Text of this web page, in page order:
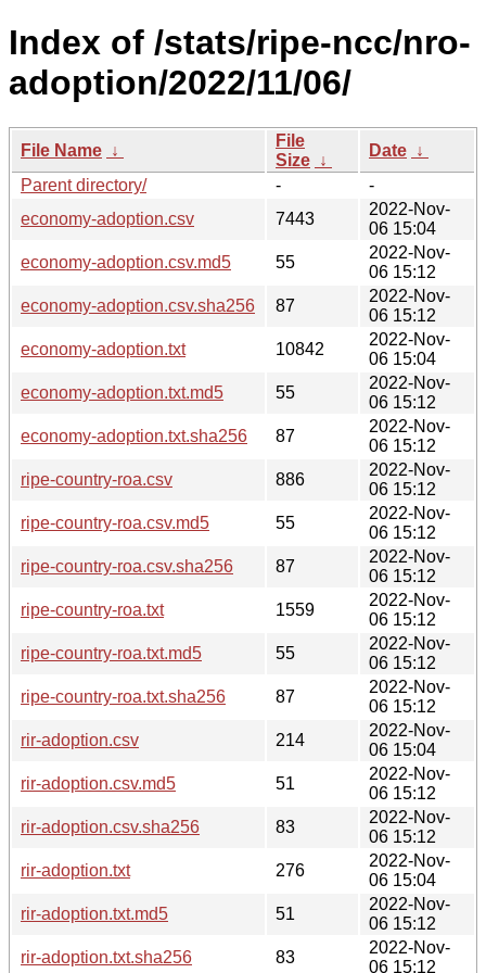
Index of /stats/ripe-ncc/nro-
adoption/2022/11/06/
File Name ↓
File
Size ↓
Date ↓
Parent directory/
-
-
economy-adoption.csv
7443
2022-Nov-
06 15:04
economy-adoption.csv.md5
55
2022-Nov-
06 15:12
economy-adoption.csv.sha256
87
2022-Nov-
06 15:12
economy-adoption.txt
10842
2022-Nov-
06 15:04
economy-adoption.txt.md5
55
2022-Nov-
06 15:12
economy-adoption.txt.sha256
87
2022-Nov-
06 15:12
ripe-country-roa.csv
886
2022-Nov-
06 15:12
ripe-country-roa.csv.md5
55
2022-Nov-
06 15:12
ripe-country-roa.csv.sha256
87
2022-Nov-
06 15:12
ripe-country-roa.txt
1559
2022-Nov-
06 15:12
ripe-country-roa.txt.md5
55
2022-Nov-
06 15:12
ripe-country-roa.txt.sha256
87
2022-Nov-
06 15:12
rir-adoption.csv
214
2022-Nov-
06 15:04
rir-adoption.csv.md5
51
2022-Nov-
06 15:12
rir-adoption.csv.sha256
83
2022-Nov-
06 15:12
rir-adoption.txt
276
2022-Nov-
06 15:04
rir-adoption.txt.md5
51
2022-Nov-
06 15:12
rir-adoption.txt.sha256
83
2022-Nov-
06 15:12